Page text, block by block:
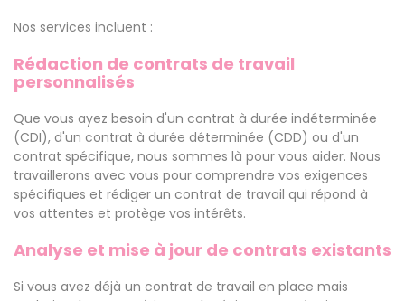
Nos services incluent :
Rédaction de contrats de travail
personnalisés
Que vous ayez besoin d'un contrat à durée indéterminée
(CDI), d'un contrat à durée déterminée (CDD) ou d'un
contrat spécifique, nous sommes là pour vous aider. Nous
travaillerons avec vous pour comprendre vos exigences
spécifiques et rédiger un contrat de travail qui répond à
vos attentes et protège vos intérêts.
Analyse et mise à jour de contrats existants
Si vous avez déjà un contrat de travail en place mais